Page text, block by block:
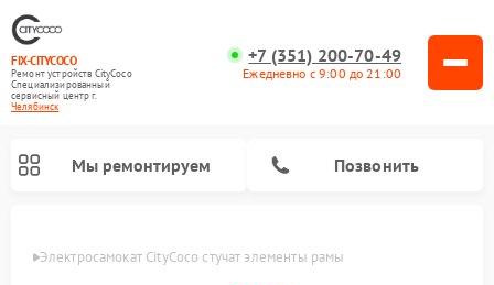
FIX-CITYCOCO
Ремонт устройств CityCoco
Специализированный
cервисный центр г.
Челябинск
+7 (351) 200-70-49
Ежедневно с 9:00 до 21:00
Мы ремонтируем Позвонить
Электросамокат CityCoco стучат элементы рамы